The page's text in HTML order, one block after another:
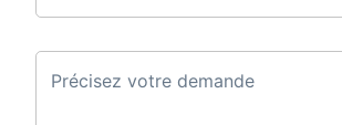
Précisez votre demande